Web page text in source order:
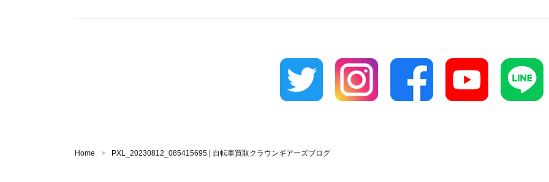
Home PXL_20230812_085415695 | 自転車買取クラウンギアーズブログ